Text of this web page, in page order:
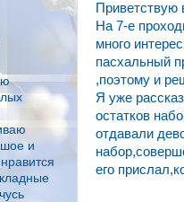
Приветствую
На 7-е
много
пасхальный
,поэтому и
Я уже
остатков
отдавали
его
и